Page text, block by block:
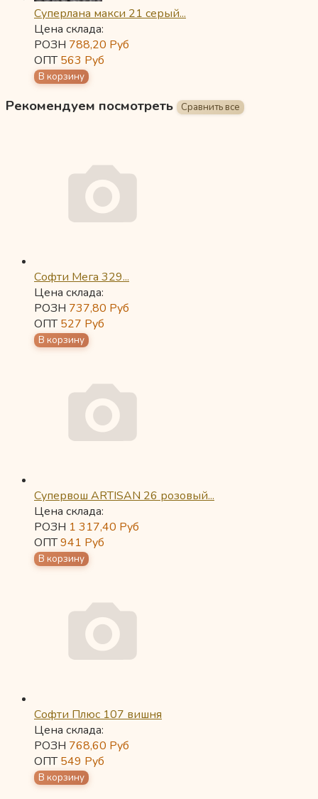
Суперлана макси 21 серый...
Цена склада:
РОЗН 788,20 Руб
ОПТ563 Руб
Рекомендуем посмотреть
Софти Мега 329...
Цена склада:
РОЗН 737,80 Руб
ОПТ527 Руб
Супервош ARTISAN 26 розовый...
Цена склада:
РОЗН 1 317,40 Руб
ОПТ941 Руб
Софти Плюс 107 вишня
Цена склада:
РОЗН 768,60 Руб
ОПТ549 Руб